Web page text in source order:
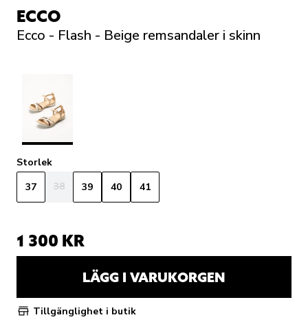
ECCO
Ecco - Flash - Beige remsandaler i skinn
Storlek
37
38 39 40 41
1 300 KR
LÄGG I VARUKORGEN
Tillgänglighet i butik